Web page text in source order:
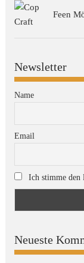
Feen
Newsletter
Name
Email
Ich stimme den
Neueste